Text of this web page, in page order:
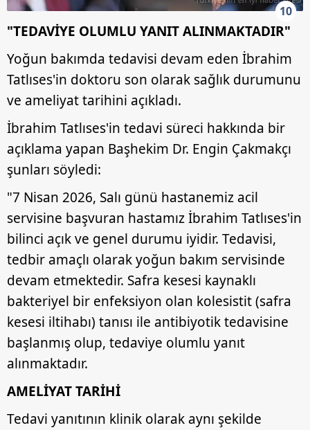
10
"TEDAVİYE OLUMLU YANIT ALINMAKTADIR"
Yoğun bakımda tedavisi devam eden İbrahim
Tatlıses'in doktoru son olarak sağlık durumunu
ve ameliyat tarihini açıkladı.
İbrahim Tatlıses'in tedavi süreci hakkında bir
açıklama yapan Başhekim Dr. Engin Çakmakçı
şunları söyledi:
"7 Nisan 2026, Salı günü hastanemiz acil
servisine başvuran hastamız İbrahim Tatlıses'in
bilinci açık ve genel durumu iyidir. Tedavisi,
tedbir amaçlı olarak yoğun bakım servisinde
devam etmektedir. Safra kesesi kaynaklı
bakteriyel bir enfeksiyon olan kolesistit (safra
kesesi iltihabı) tanısı ile antibiyotik tedavisine
başlanmış olup, tedaviye olumlu yanıt
alınmaktadır.
AMELİYAT TARİHİ
Tedavi yanıtının klinik olarak aynı şekilde